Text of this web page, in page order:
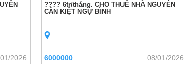
2026
???? 6tr/tháng. CHO THUÊ NHÀ NGUYÊN
CĂN KIỆT NGỰ BÌNH
6000000 08/01/2026